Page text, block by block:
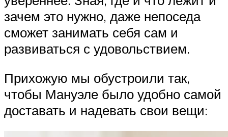
зачем это нужно, даже непоседа
сможет занимать себя сам и
развиваться с удовольствием.
Прихожую мы обустроили так,
чтобы Мануэле было удобно самой
доставать и надевать свои вещи: